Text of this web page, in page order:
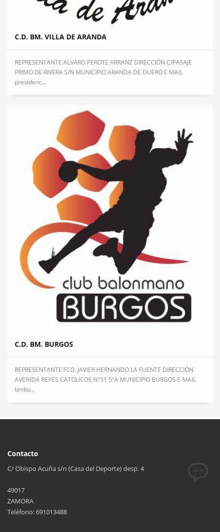
C.D. BM. VILLA DE ARANDA
REPRESENTANTE ALVARO PEROTE ARRANZ DIRECCIÓN C/PASAJE
PRIMO DE RIVERA S/N MUNICIPIO ARANDA DE DUERO E MAIL
presidenc...
C.D. BM. BURGOS
REPRESENTANTE FCO. JAVIER HERNANDO LA FUENTE DIRECCIÓN
AVENIDA REYES CATOLICOS Nº51 5ºA MUNICIPIO BURGOS E MAIL
bmbu...
Contacto
C/ Obispo Acuña s/n (Casa del Deporte) desp. 4
49017
ZAMORA
Teléfono: 691013488